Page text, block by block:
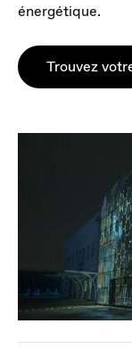
énergétique.
Trouvez